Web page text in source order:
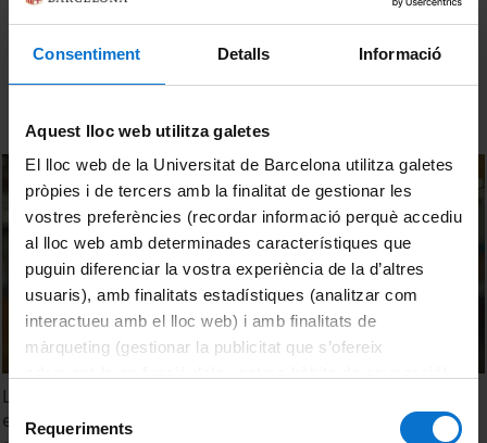
Consentiment Detalls Informació
Aquest lloc web utilitza galetes
El lloc web de la Universitat de Barcelona utilitza galetes
pròpies i de tercers amb la finalitat de gestionar les
vostres preferències (recordar informació perquè accediu
al lloc web amb determinades característiques que
puguin diferenciar la vostra experiència de la d’altres
usuaris), amb finalitats estadístiques (analitzar com
interactueu amb el lloc web) i amb finalitats de
màrqueting (gestionar la publicitat que s’ofereix
consultar laPolítica de galetes del lloc web de la
Selecció
de Requeriments
Ordenar
La desobediència civil consisteix a dir no al que està
establert o té altres consideracions?